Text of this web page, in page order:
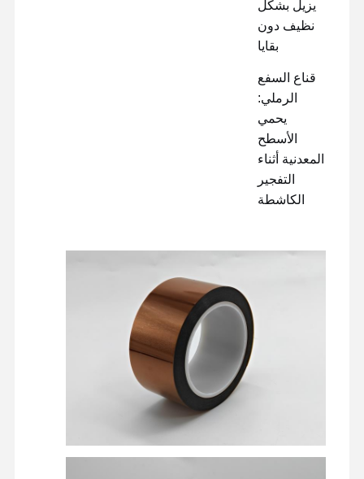
يزيل بشكل
نظيف دون
بقايا
قناع السفع
الرملي:
يحمي
الأسطح
المعدنية أثناء
التفجير
الكاشطة